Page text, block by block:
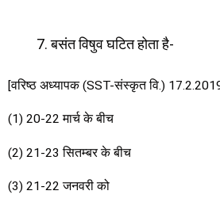
बसंत विषुव घटित होता है-
[वरिष्ठ अध्यापक (SST-संस्कृत वि.)
(1) 20-22 मार्च के बीच
(2) 21-23 सितम्बर के बीच
(3) 21-22 जनवरी को